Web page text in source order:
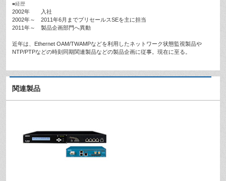
■経歴
2002年 入社
2002年～ 2011年6月までプリセールスSEを主に担当
2011年～ 製品企画部門へ異動
近年は、Ethernet OAM/TWAMPなどを利用したネットワーク状態監視製品や
NTP/PTPなどの時刻同期関連製品などの製品企画に従事。現在に至る。
関連製品